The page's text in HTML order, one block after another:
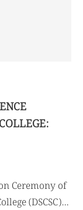
Ceremony of
(DSCSC)…